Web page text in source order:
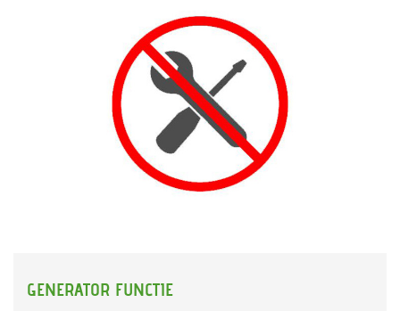
GENERATOR FUNCTIE